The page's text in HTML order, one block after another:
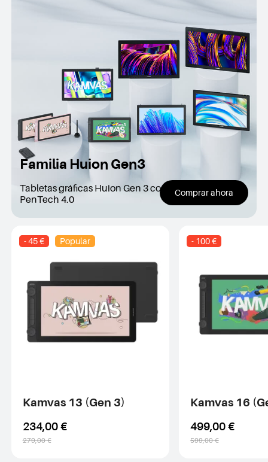
Familia Huion Gen3
Tabletas gráficas Huion Gen 3 con
PenTech 4.0
Comprar ahora
- 45 € Popular
Kamvas 13 (Gen 3)
234,00 €
279,00 €
- 100 €
Kamvas 16
499,00 €
599,00 €